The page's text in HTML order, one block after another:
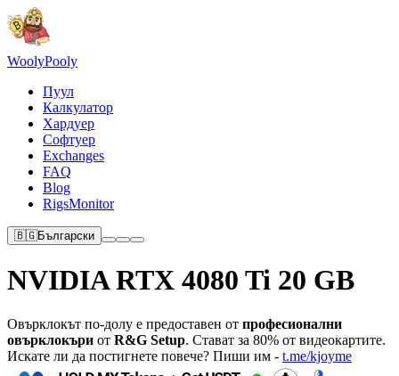
WoolyPooly
Пуул
Калкулатор
Хардуер
Софтуер
Exchanges
FAQ
Blog
RigsMonitor
🇧🇬Български
NVIDIA RTX 4080 Ti 20 GB
Овърклокът по-долу е предоставен от професионални
овърклокъри от R&G Setup. Стават за 80% от видеокартите.
Искате ли да постигнете повече? Пиши им - t.me/kjoyme